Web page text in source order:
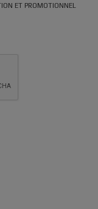
ET PROMOTIONNEL